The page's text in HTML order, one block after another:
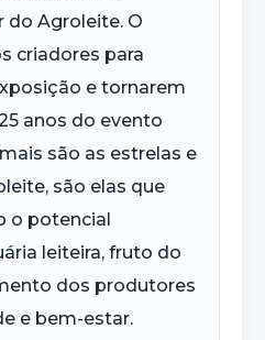
do Agroleite. O
criadores para
e tornarem
anos do evento
são as estrelas e
são elas que
o potencial
leiteira, fruto do
dos produtores
e bem-estar.